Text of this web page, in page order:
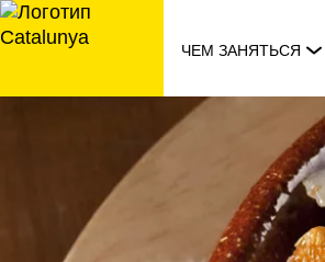
перейти
к
ЧЕМ ЗАНЯТЬСЯ